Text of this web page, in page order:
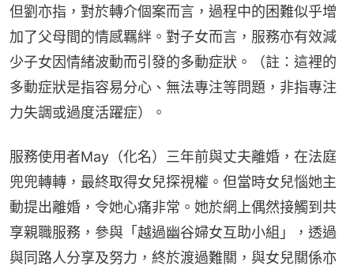
但劉亦指，對於轉介個案而言，過程中的困難似乎增
加了父母間的情感羈絆。對子女而言，服務亦有效減
少子女因情緒波動而引發的多動症狀。（註：這裡的
多動症狀是指容易分心、無法專注等問題，非指專注
力失調或過度活躍症）。
服務使用者May（化名）三年前與丈夫離婚，在法庭
兜兜轉轉，最終取得女兒探視權。但當時女兒惱她主
動提出離婚，令她心痛非常。她於網上偶然接觸到共
享親職服務，參與「越過幽谷婦女互助小組」，透過
與同路人分享及努力，終於渡過難關，與女兒關係亦